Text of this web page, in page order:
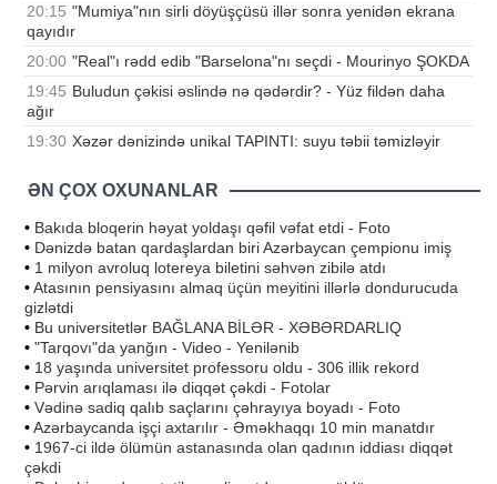
20:15 "Mumiya"nın sirli döyüşçüsü illər sonra yenidən ekrana
qayıdır
20:00 "Real"ı rədd edib "Barselona"nı seçdi - Mourinyo ŞOKDA
19:45 Buludun çəkisi əslində nə qədərdir? - Yüz fildən daha
ağır
19:30 Xəzər dənizində unikal TAPINTI: suyu təbii təmizləyir
ƏN ÇOX OXUNANLAR
• Bakıda bloqerin həyat yoldaşı qəfil vəfat etdi - Foto
• Dənizdə batan qardaşlardan biri Azərbaycan çempionu imiş
• 1 milyon avroluq lotereya biletini səhvən zibilə atdı
•Atasının pensiyasını almaq üçün meyitini illərlə dondurucuda
gizlətdi
• Bu universitetlər BAĞLANA BİLƏR - XƏBƏRDARLIQ
• "Tarqovı"da yanğın - Video - Yenilənib
• 18 yaşında universitet professoru oldu - 306 illik rekord
• Pərvin arıqlaması ilə diqqət çəkdi - Fotolar
• Vədinə sadiq qalıb saçlarını çəhrayıya boyadı - Foto
•Azərbaycanda işçi axtarılır - Əməkhaqqı 10 min manatdır
• 1967-ci ildə ölümün astanasında olan qadının iddiası diqqət
çəkdi